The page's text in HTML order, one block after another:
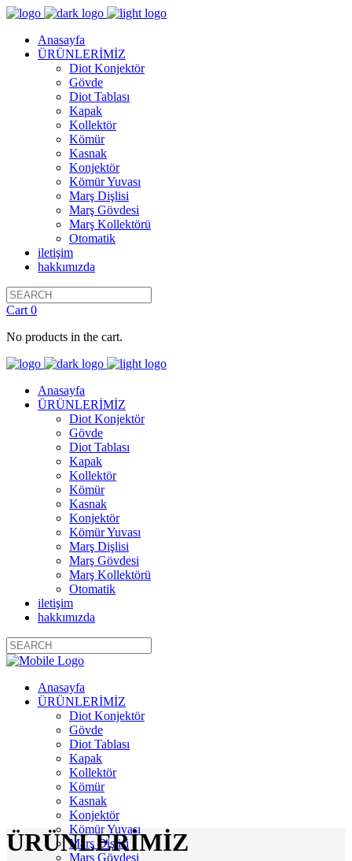
Anasayfa
ÜRÜNLERİMİZ
Diot Konjektör
Gövde
Diot Tablası
Kapak
Kollektör
Kömür
Kasnak
Konjektör
Kömür Yuvası
Marş Dişlisi
Marş Gövdesi
Marş Kollektörü
Otomatik
iletişim
hakkımızda
Cart 0
No products in the cart.
Anasayfa
ÜRÜNLERİMİZ
Diot Konjektör
Gövde
Diot Tablası
Kapak
Kollektör
Kömür
Kasnak
Konjektör
Kömür Yuvası
Marş Dişlisi
Marş Gövdesi
Marş Kollektörü
Otomatik
iletişim
hakkımızda
Anasayfa
ÜRÜNLERİMİZ
Diot Konjektör
Gövde
Diot Tablası
Kapak
Kollektör
Kömür
Kasnak
Konjektör
Kömür Yuvası
Marş Dişlisi
Marş Gövdesi
ÜRÜNLERİMİZ